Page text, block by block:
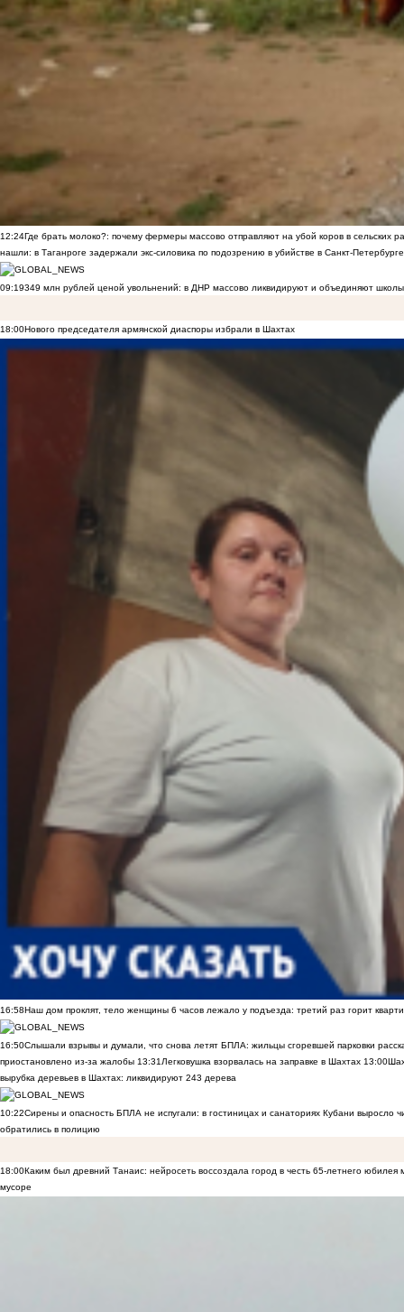
12:24Где брать молоко?: почему фермеры массово отправляют на убой коров в сельских
нашли: в Таганроге задержали экс-силовика по подозрению в убийстве в Санкт-Петербурге
09:19349 млн рублей ценой увольнений: в ДНР массово ликвидируют и объединяют
18:00Нового председателя армянской диаспоры избрали в Шахтах
16:58Наш дом проклят, тело женщины 6 часов лежало у подъезда: третий раз горит
16:50Слышали взрывы и думали, что снова летят БПЛА: жильцы сгоревшей парковки
приостановлено из-за жалобы 13:31 Легковушка взорвалась на заправке в Шахтах 13:00
вырубка деревьев в Шахтах: ликвидируют 243 дерева
10:22Сирены и опасность БПЛА не испугали: в гостиницах и санаториях Кубани выросло
обратились в полицию
18:00Каким был древний Танаис: нейросеть воссоздала город в честь 65-летнего юбилея
мусоре